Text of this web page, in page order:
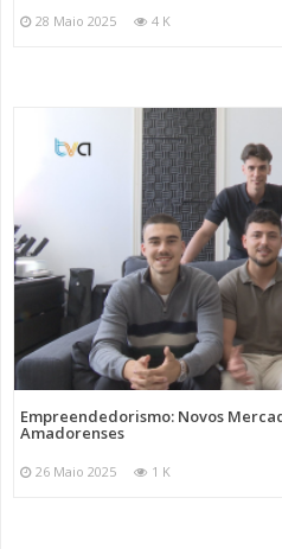
28 Maio 2025 4 K
Empreendedorismo: Novos
Amadorenses
26 Maio 2025 1 K